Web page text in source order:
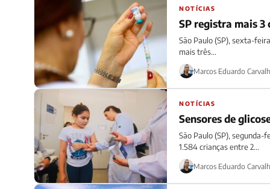
NOTÍCIAS
SP registra mais 3
São Paulo (SP), sexta-
mais três...
Marcos Eduardo
NOTÍCIAS
Sensores de
São Paulo (SP), segunda-
1.584 crianças entre 2...
Marcos Eduardo